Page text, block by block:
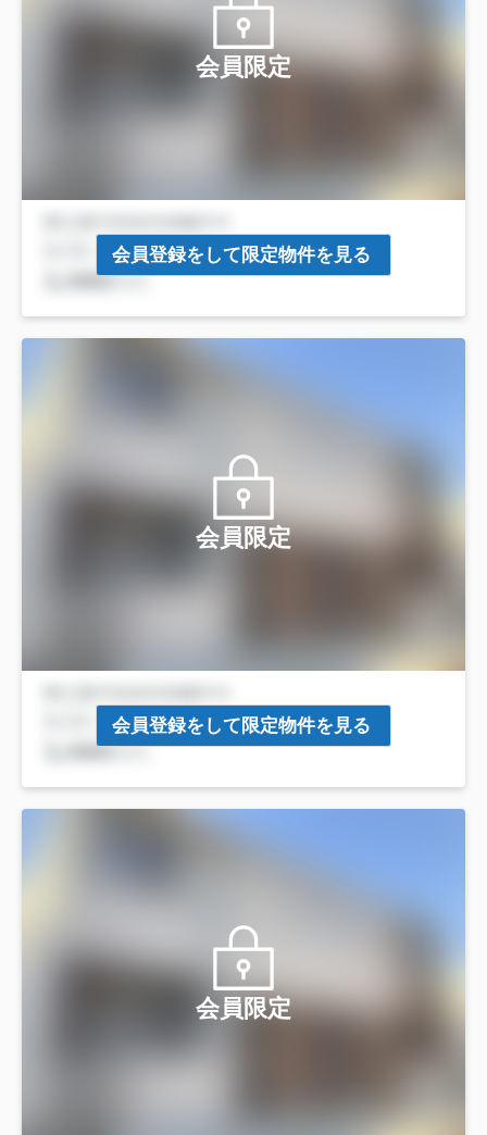
会員限定
会員登録をして限定物件を見る
会員限定
会員登録をして限定物件を見る
会員限定